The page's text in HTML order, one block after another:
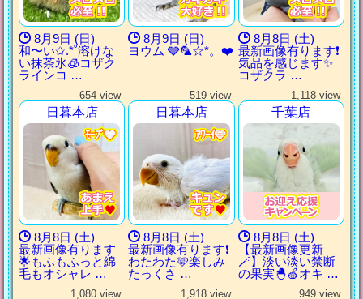
8月9日 (日)
和〜い✩.*˚溶けな
い抹茶氷🧊コザク
ラインコ …
8月9日 (日)
ヨウム 🩶🦜‬☆*。❤️
8月8日 (土)
最新画像有ります❗️
気品を感じます✨
コザクラ …
654 view
日暮本店
ﾓｰﾌﾞ🩶
ﾓｰﾌﾞ🩶
ﾓｰﾌﾞ🩶
ﾓｰﾌﾞ🩶
8月8日 (土)
最新画像有ります
🌟もふもふっと綿
毛もオシャレ …
519 view
日暮本店
ｱﾜｰｲ🩵
ｱﾜｰｲ🩵
ｱﾜｰｲ🩵
ｱﾜｰｲ🩵
8月8日 (土)
最新画像有ります❗️
わたわた🩵楽しみ
たっくさ …
1,118 view
千葉店
8月8日 (土)
【最新画像更新
🪄】淡い淡い禁断
の果実🐣🍏オキ …
1,080 view 1,918 view 949 view